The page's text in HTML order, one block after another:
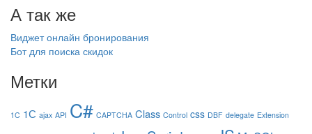
А так же
Виджет онлайн бронирования
Бот для поиска скидок
Метки
1C 1С ajax API C# CAPTCHA Class Control css DBF delegate Extension